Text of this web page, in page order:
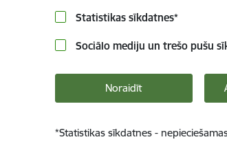
Statistikas sīkdatnes*
Sociālo mediju un trešo pušu
Noraidīt
*Statistikas sīkdatnes -